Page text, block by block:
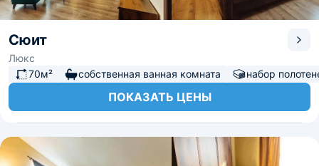
Сюит
Люкс
70м²
собственная ванная комната набор
ПОКАЗАТЬ ЦЕНЫ